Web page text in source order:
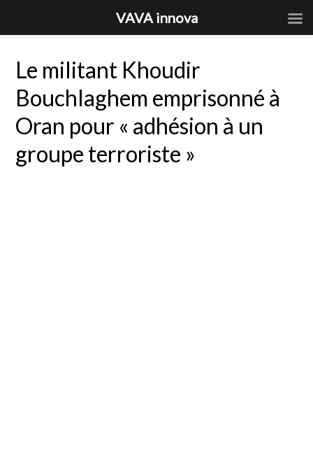
Le militant Khoudir
Bouchlaghem emprisonné à
Oran pour « adhésion à un
groupe terroriste »
VAVA innova